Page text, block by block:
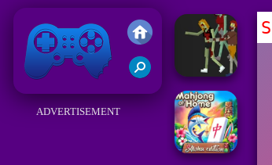
Friv
ADVERTISEMENT